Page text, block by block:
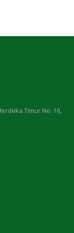
Timur No. 16,